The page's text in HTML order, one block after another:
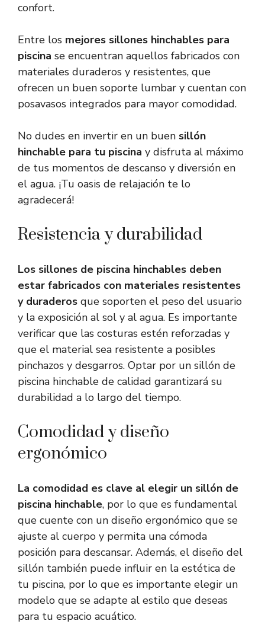
confort.
Entre los mejores sillones hinchables para
piscina se encuentran aquellos fabricados con
materiales duraderos y resistentes, que
ofrecen un buen soporte lumbar y cuentan con
posavasos integrados para mayor comodidad.
No dudes en invertir en un buen sillón
hinchable para tu piscina y disfruta al máximo
de tus momentos de descanso y diversión en
el agua. ¡Tu oasis de relajación te lo
agradecerá!
Resistencia y durabilidad
Los sillones de piscina hinchables deben
estar fabricados con materiales resistentes
y duraderos que soporten el peso del usuario
y la exposición al sol y al agua. Es importante
verificar que las costuras estén reforzadas y
que el material sea resistente a posibles
pinchazos y desgarros. Optar por un sillón de
piscina hinchable de calidad garantizará su
durabilidad a lo largo del tiempo.
Comodidad y diseño
ergonómico
La comodidad es clave al elegir un sillón de
piscina hinchable, por lo que es fundamental
que cuente con un diseño ergonómico que se
ajuste al cuerpo y permita una cómoda
posición para descansar. Además, el diseño del
sillón también puede influir en la estética de
tu piscina, por lo que es importante elegir un
modelo que se adapte al estilo que deseas
para tu espacio acuático.